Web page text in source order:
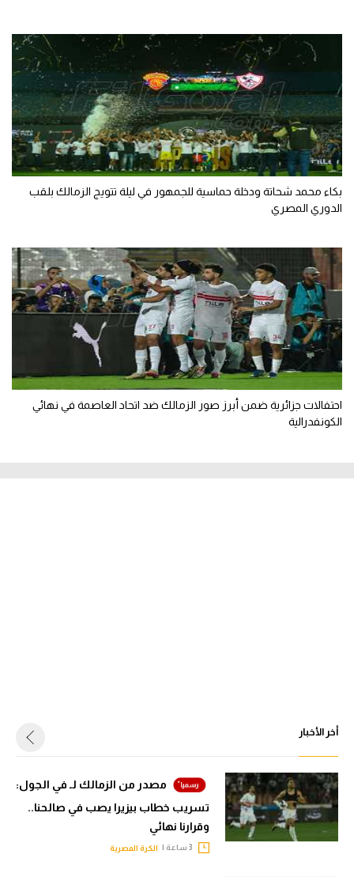
بكاء محمد شحاتة ودخلة حماسية للجمهور في ليلة تتويج الزمالك بلقب
الدوري المصري
احتفالات جزائرية ضمن أبرز صور الزمالك ضد اتحاد العاصمة في نهائي
الكونفدرالية
أخر الأخبار
مصدر من الزمالك لـ في الجول:
تسريب خطاب بيزيرا يصب في صالحنا..
وقرارنا نهائي
الكرة المصرية